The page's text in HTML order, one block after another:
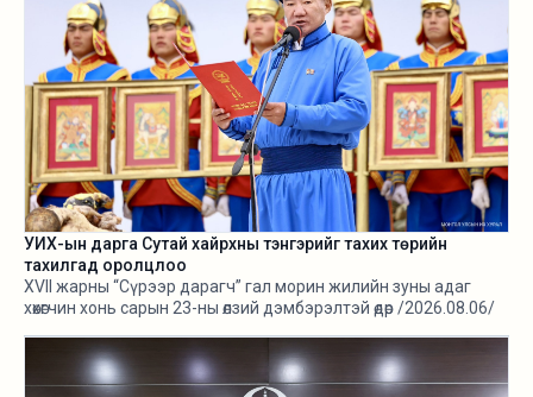
УИХ-ын дарга Сутай хайрхны тэнгэрийг тахих төрийн
тахилгад оролцлоо
XVII жарны “Сүрээр дарагч” гал морин жилийн зуны адаг
хөхөгчин хонь сарын 23-ны өлзий дэмбэрэлтэй өдөр /2026.08.06/